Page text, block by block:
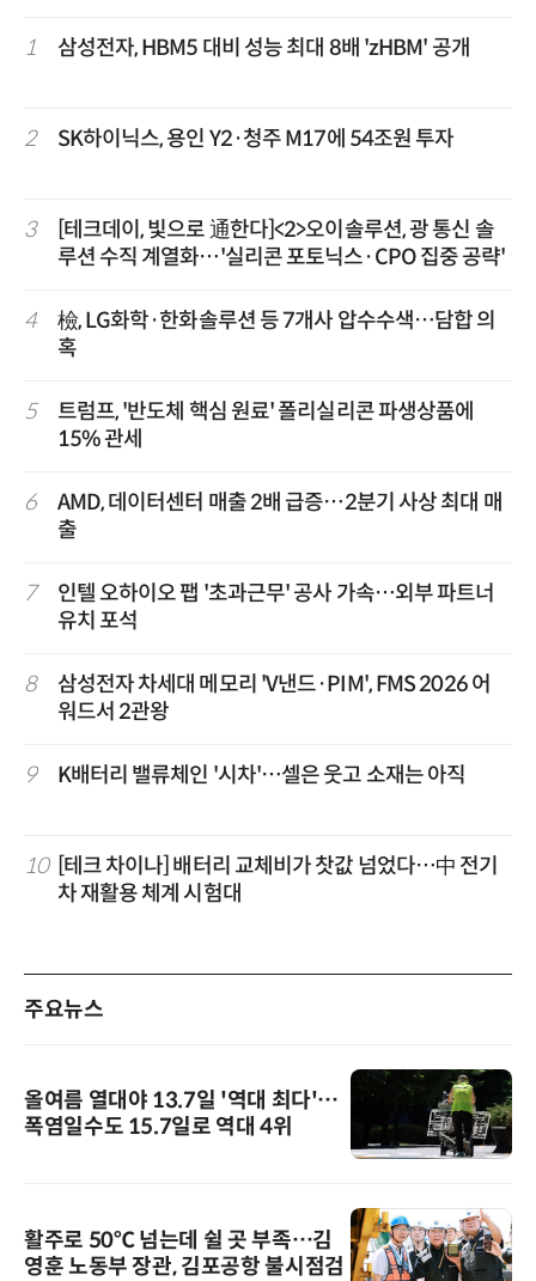
1 삼성전자, HBM5 대비 성능 최대 8배 'zHBM' 공개
2 SK하이닉스, 용인 Y2·청주 M17에 54조원 투자
3
[테크데이, 빛으로 通한다]<2>오이솔루션, 광 통신 솔
루션 수직 계열화…'실리콘 포토닉스·CPO 집중 공략'
4
檢, LG화학·한화솔루션 등 7개사 압수수색…담합 의
혹
5
트럼프, '반도체 핵심 원료' 폴리실리콘 파생상품에
15% 관세
6
AMD, 데이터센터 매출 2배 급증…2분기 사상 최대 매
출
7
인텔 오하이오 팹 '초과근무' 공사 가속…외부 파트너
유치 포석
8
삼성전자 차세대 메모리 'V낸드·PIM', FMS 2026 어
워드서 2관왕
9 K배터리 밸류체인 '시차'…셀은 웃고 소재는 아직
10 [테크 차이나] 배터리 교체비가 찻값 넘었다…中 전기
차 재활용 체계 시험대
주요뉴스
올여름 열대야 13.7일 '역대 최다'…
폭염일수도 15.7일로 역대 4위
활주로 50℃ 넘는데 쉴 곳 부족…김
영훈 노동부 장관, 김포공항 불시점검